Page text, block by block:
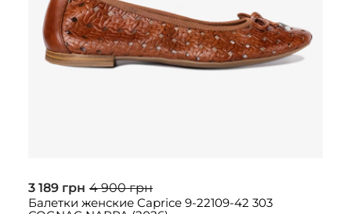
3 189 грн 4 900 грн
Балетки женские Caprice 9-22109-42 303